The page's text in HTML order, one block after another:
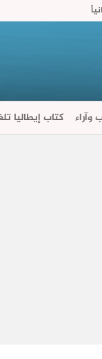
وآراء كتاب إيطاليا